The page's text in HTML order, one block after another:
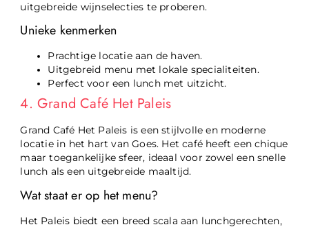
uitgebreide wijnselecties te proberen.
Unieke kenmerken
Prachtige locatie aan de haven.
Uitgebreid menu met lokale specialiteiten.
Perfect voor een lunch met uitzicht.
4. Grand Café Het Paleis
Grand Café Het Paleis is een stijlvolle en moderne
locatie in het hart van Goes. Het café heeft een chique
maar toegankelijke sfeer, ideaal voor zowel een snelle
lunch als een uitgebreide maaltijd.
Wat staat er op het menu?
Het Paleis biedt een breed scala aan lunchgerechten,